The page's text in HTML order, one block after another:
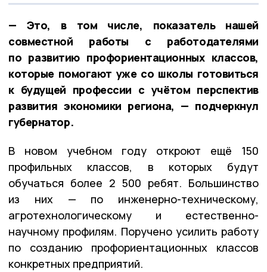
— Это, в том числе, показатель нашей
совместной работы с работодателями
по развитию профориентационных классов,
которые помогают уже со школы готовиться
к будущей профессии с учётом перспектив
развития экономики региона, — подчеркнул
губернатор.
В новом учебном году откроют ещё 150
профильных классов, в которых будут
обучаться более 2 500 ребят. Большинство
из них — по инженерно-техническому,
агротехнологическому и естественно-
научному профилям. Поручено усилить работу
по созданию профориентационных классов
конкретных предприятий.